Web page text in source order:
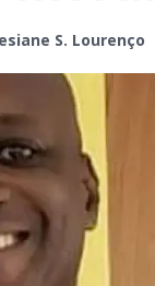
S. Lourenço